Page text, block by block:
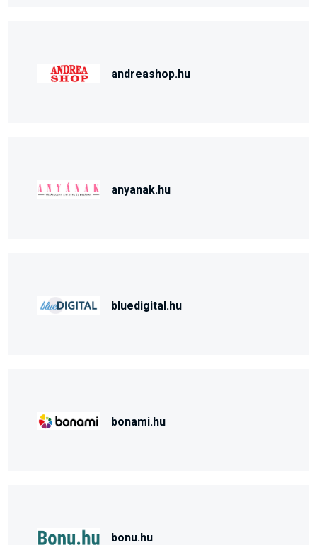
andreashop.hu
anyanak.hu
bluedigital.hu
bonami.hu
bonu.hu